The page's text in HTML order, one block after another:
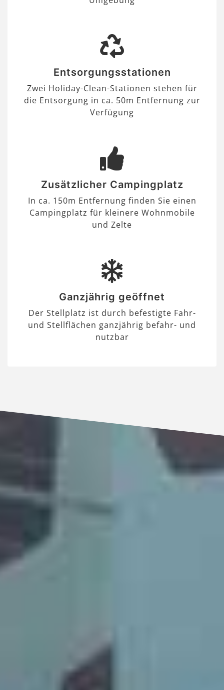
Entsorgungsstationen
Zwei Holiday-Clean-Stationen stehen für
die Entsorgung in ca. 50m Entfernung zur
Verfügung
Zusätzlicher Campingplatz
In ca. 150m Entfernung finden Sie einen
Campingplatz für kleinere Wohnmobile
und Zelte
Ganzjährig geöffnet
Der Stellplatz ist durch befestigte Fahr-
und Stellflächen ganzjährig befahr- und
nutzbar